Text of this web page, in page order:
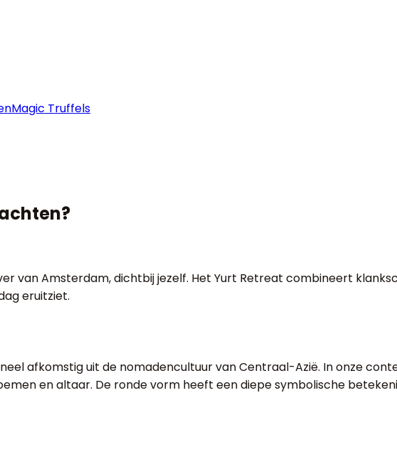
Magic Truffels
van Amsterdam, dichtbij jezelf. Het Yurt Retreat combineert
eruitziet.
afkomstig uit de nomadencultuur van Centraal-Azië. In onze
en altaar. De ronde vorm heeft een diepe symbolische